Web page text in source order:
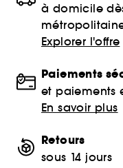
à domicile
Explorer l'offre
Paiements
et paiements
En savoir plus
Retours
sous 14 jours